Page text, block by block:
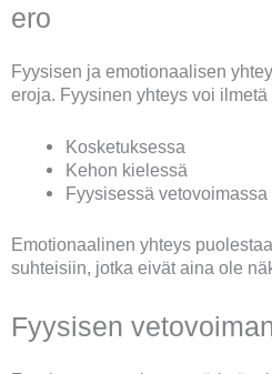
ero
Fyysisen ja emotionaalisen
eroja. Fyysinen yhteys voi
Kosketuksessa
Kehon kielessä
Fyysisessä vetovoimassa
Emotionaalinen yhteys
suhteisiin, jotka eivät aina ole
Fyysisen